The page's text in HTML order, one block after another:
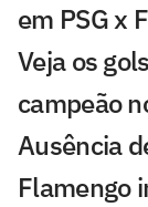
em PSG x
Veja os
campeão
Ausência
Flamengo